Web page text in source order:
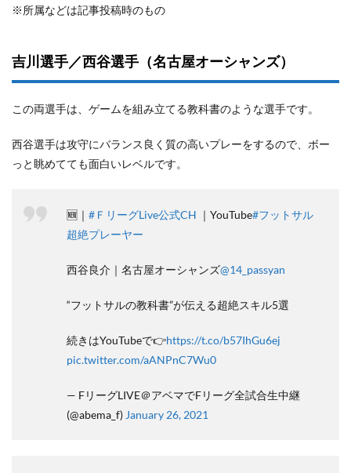
※所属などは記事投稿時のもの
吉川選手／西谷選手（名古屋オーシャンズ）
この両選手は、ゲームを組み立てる教科書のような選手です。
西谷選手は攻守にバランス良く質の高いプレーをするので、ボー
っと眺めてても面白いレベルです。
🆕｜ #ＦリーグLive公式CH ｜YouTube#フットサル
超絶プレーヤー
西谷良介｜名古屋オーシャンズ@14_passyan
“フットサルの教科書”が伝える超絶スキル5選
続きはYouTubeで👉https://t.co/b57IhGu6ej
pic.twitter.com/aANPnC7Wu0
— FリーグLIVE＠アベマでFリーグ全試合生中継
(@abema_f) January 26, 2021